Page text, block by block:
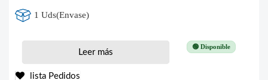
1 Uds(Envase)
🟢 Disponible
Leer más
lista Pedidos